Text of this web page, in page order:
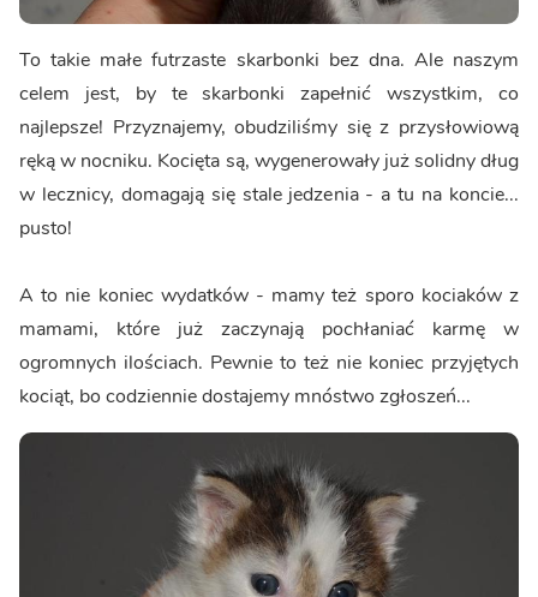
To takie małe futrzaste skarbonki bez dna. Ale naszym
celem jest, by te skarbonki zapełnić wszystkim, co
najlepsze! Przyznajemy, obudziliśmy się z przysłowiową
ręką w nocniku. Kocięta są, wygenerowały już solidny dług
w lecznicy, domagają się stale jedzenia - a tu na koncie...
pusto!
A to nie koniec wydatków - mamy też sporo kociaków z
mamami, które już zaczynają pochłaniać karmę w
ogromnych ilościach. Pewnie to też nie koniec przyjętych
kociąt, bo codziennie dostajemy mnóstwo zgłoszeń...